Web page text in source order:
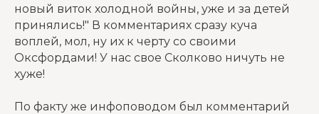
новый виток холодной войны, уже и за детей
принялись!" В комментариях сразу куча
воплей, мол, ну их к черту со своими
Оксфордами! У нас свое Сколково ничуть не
хуже!
По факту же инфоповодом был комментарий